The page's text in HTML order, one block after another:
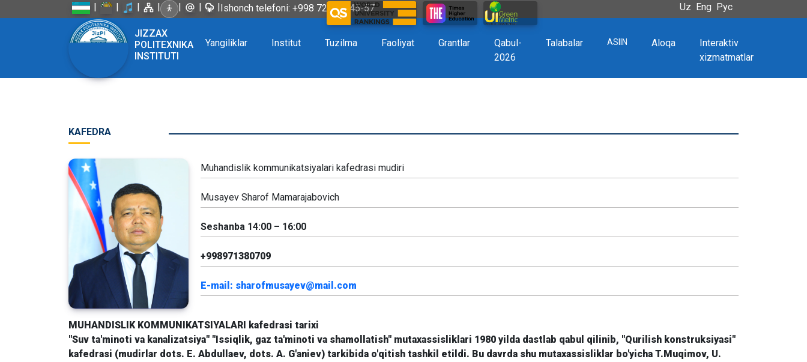
| | | | | | |Ishonch telefoni: +998 72 226-45-57 Uz Eng Рус
JIZZAX
POLITEXNIKA
INSTITUTI
Yangiliklar Institut Tuzilma Faoliyat Grantlar
Qabul-
2026
Talabalar ASIIN Aloqa
Interaktiv
xizmatmatlar
KAFEDRA
Muhandislik kommunikatsiyalari kafedrasi mudiri
Musayev Sharof Mamarajabovich
Seshanba 14:00 – 16:00
+998971380709
E-mail: sharofmusayev@mail.com
MUHANDISLIK KOMMUNIKATSIYALARI kafedrasi tarixi
"Suv ta'minoti va kanalizatsiya" "Issiqlik, gaz ta'minoti va shamollatish" mutaxassisliklari 1980 yilda dastlab qabul qilinib, "Qurilish konstruksiyasi"
kafedrasi (mudirlar dots. E. Abdullaev, dots. A. G'aniev) tarkibida o'qitish tashkil etildi. Bu davrda shu mutaxassisliklar bo'yicha T.Muqimov, U.